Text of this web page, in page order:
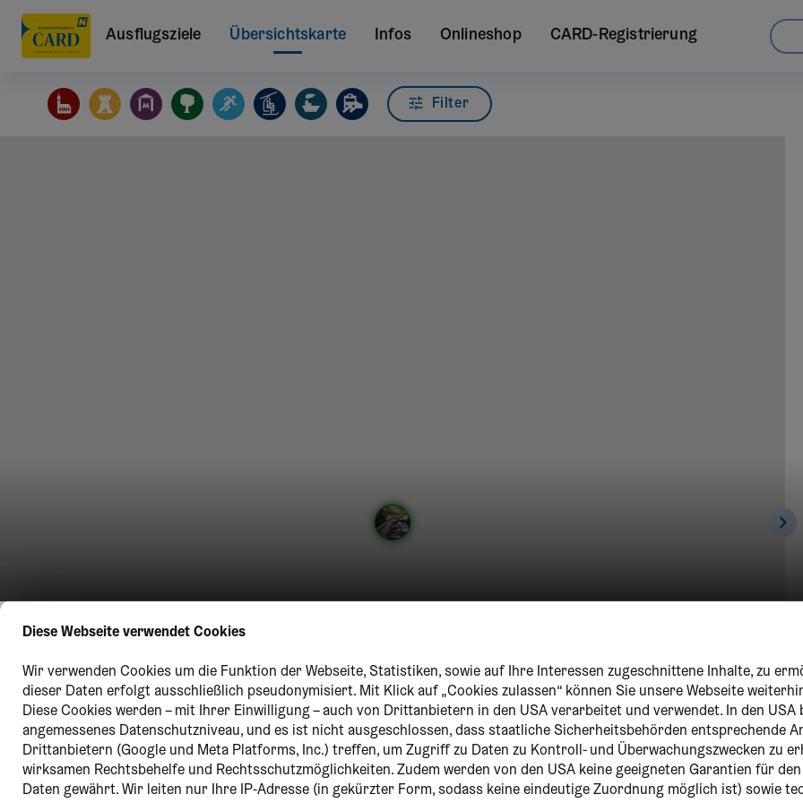
Diese Webseite verwendet Cookies
Wir verwenden Cookies um die Funktion der Webseite, Statistiken, sowie auf Ihre Interessen zugeschnittene Inhalte, zu
dieser Daten erfolgt ausschließlich pseudonymisiert. Mit Klick auf „Cookies zulassen“ können Sie unsere Webseite
Diese Cookies werden – mit Ihrer Einwilligung – auch von Drittanbietern in den USA verarbeitet und verwendet. In den USA
angemessenes Datenschutzniveau, und es ist nicht ausgeschlossen, dass staatliche Sicherheitsbehörden entsprechende
Drittanbietern (Google und Meta Platforms, Inc.) treffen, um Zugriff zu Daten zu Kontroll- und Überwachungszwecken zu
wirksamen Rechtsbehelfe und Rechtsschutzmöglichkeiten. Zudem werden von den USA keine geeigneten Garantien für
Daten gewährt. Wir leiten nur Ihre IP-Adresse (in gekürzter Form, sodass keine eindeutige Zuordnung möglich ist) sowie
Ausflugsziele Übersichtskarte Infos Onlineshop CARD-Registrierung
Filter